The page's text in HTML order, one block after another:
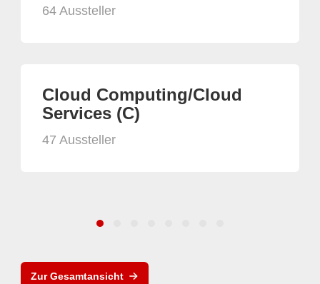
64 Aussteller
Cloud Computing/Cloud
Services (C)
47 Aussteller
Zur Gesamtansicht